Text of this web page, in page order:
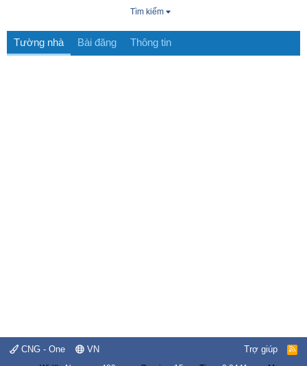
Tìm kiếm
Tường nhà Bài đăng Thông tin
CNG - One VN Trợ giúp
R